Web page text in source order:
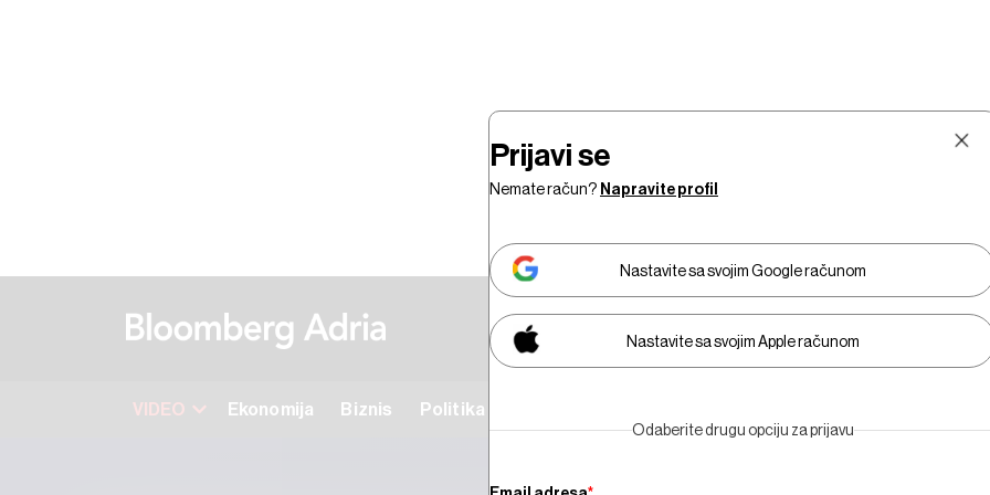
VIDEO Ekonomija Biznis Politika
Prijavi se
Nemate račun? Napravite profil
Nastavite sa svojim Google računom
Nastavite sa svojim Apple računom
Odaberite drugu opciju za prijavu